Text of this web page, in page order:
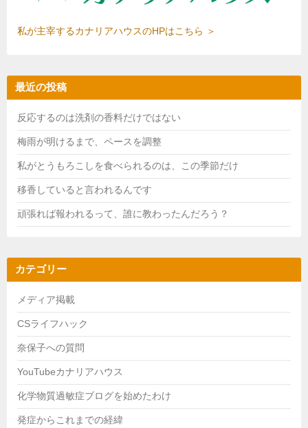
私が主宰するカナリアハウスのHPはこちら ＞
最近の投稿
反応するのは洗剤の香料だけではない
梅雨が明けるまで、ペースを調整
私がとうもろこしを食べられるのは、この季節だけ
移香していると言われるんです
頑張れば報われるって、誰に教わったんだろう？
カテゴリー
メディア掲載
CSライフハック
奈保子への質問
YouTubeカナリアハウス
化学物質過敏症ブログを始めたわけ
発症からこれまでの経緯